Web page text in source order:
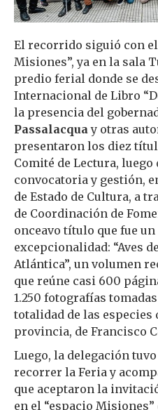
El recorrido siguió con el
Misiones”, ya en la sala
predio ferial donde se
Internacional de Libro
la presencia del
Passalacquay otras
presentaron los diez
Comité de Lectura,
convocatoria y gestión,
de Estado de Cultura, a
de Coordinación de
onceavo título que fue
excepcionalidad: “Aves
Atlántica”, un volumen
que reúne casi 600
1.250 fotografías
totalidad de las especies
provincia, de Francisco
Luego, la delegación
recorrer la Feria y
que aceptaron la
en el “espacio